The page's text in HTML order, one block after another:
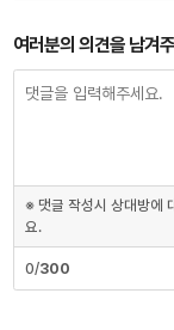
여러분의 의견을 남겨
※ 댓글 작성시 상대방에
요.
0/300